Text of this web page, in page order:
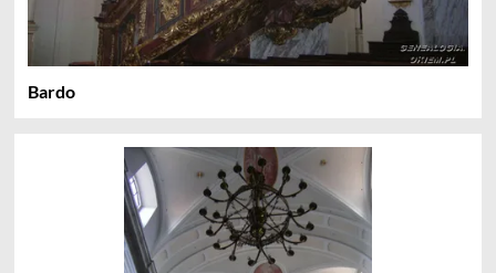
Bardo